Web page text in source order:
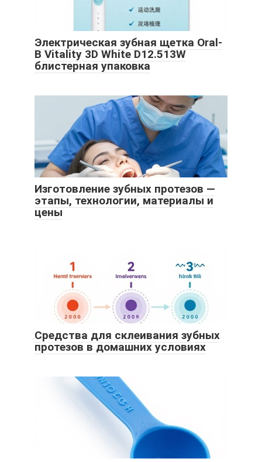
Электрическая зубная щетка Oral-
B Vitality 3D White D12.513W
блистерная упаковка
Изготовление зубных протезов —
этапы, технологии, материалы и
цены
Средства для склеивания зубных
протезов в домашних условиях